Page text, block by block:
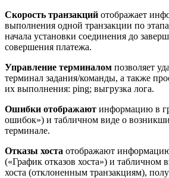
Скорость транзакций отображает
выполнения одной транзакции по
начала установки соединения до
совершения платежа.
Управление терминалом позволяет
терминал задания/команды, а также
их выполнения: ping; выгрузка лога.
Ошибки отображают информацию в
ошибок») и табличном виде о
терминале.
Отказы хоста отображают
(«График отказов хоста») и табличном
хоста (отклоненным транзакциям),